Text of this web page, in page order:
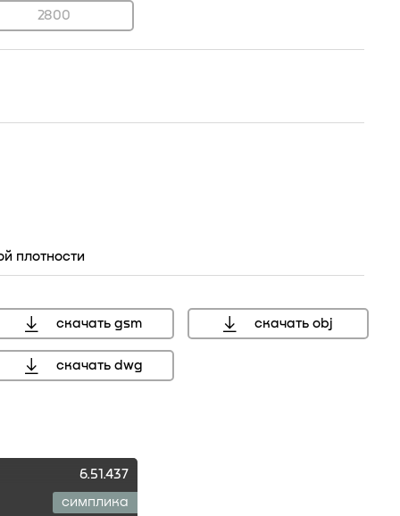
мм, справочный размер
2800
плотности
скачать gsm скачать obj
скачать dwg
6.51.437
симплика